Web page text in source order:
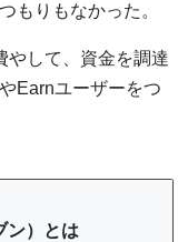
もりもなかった。
やして、資金を調達
Earnユーザーをつ
ン）とは